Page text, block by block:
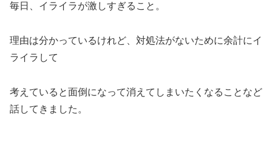
毎日、イライラが激しすぎること。
理由は分かっているけれど、対処法がないために余計にイ
ライラして
考えていると面倒になって消えてしまいたくなることなど
話してきました。